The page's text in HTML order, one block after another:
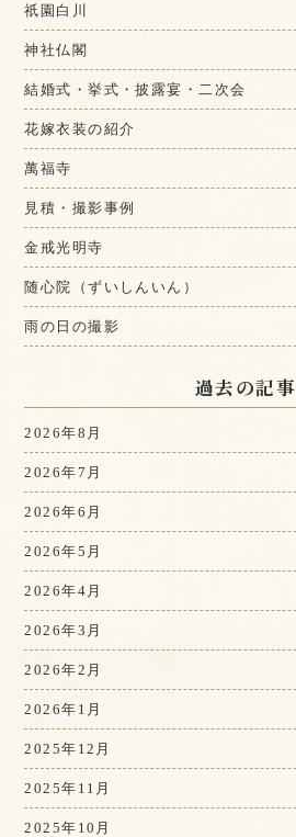
祇園白川
神社仏閣
結婚式・挙式・披露宴・二次会
花嫁衣装の紹介
萬福寺
見積・撮影事例
金戒光明寺
随心院（ずいしんいん）
雨の日の撮影
過去の記事
2026年8月
2026年7月
2026年6月
2026年5月
2026年4月
2026年3月
2026年2月
2026年1月
2025年12月
2025年11月
2025年10月